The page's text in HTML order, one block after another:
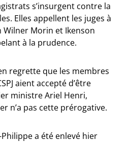
s’insurgent contre la
Elles appellent les juges à
Wilner Morin et Ikenson
à la prudence.
regrette que les membres
aient accepté d’être
ministre Ariel Henri,
n’a pas cette prérogative.
Philippe a été enlevé hier